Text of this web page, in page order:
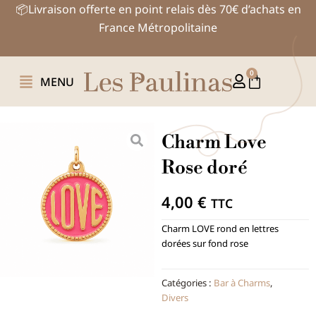
Aller📦Livraison offerte en point relais dès 70€ d’achats en
France Métropolitaine
MENU
0
Panier
Charm Love
Rose doré
4,00 € TTC
Charm LOVE rond en lettres
dorées sur fond rose
Catégories : Bar à Charms,
Divers